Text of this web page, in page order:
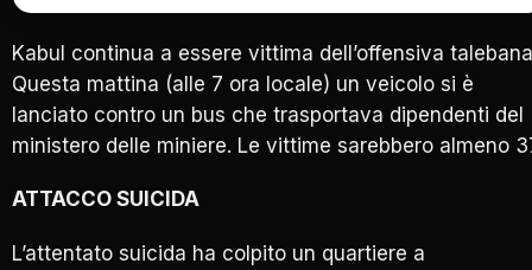
Kabul continua a essere vittima dell’offensiva
Questa mattina (alle 7 ora locale) un veicolo si è
lanciato contro un bus che trasportava dipendenti del
ministero delle miniere. Le vittime sarebbero almeno
ATTACCO SUICIDA
L’attentato suicida ha colpito un quartiere a